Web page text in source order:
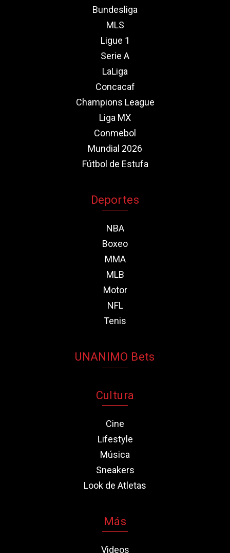
Bundesliga
MLS
Ligue 1
Serie A
LaLiga
Concacaf
Champions League
Liga MX
Conmebol
Mundial 2026
Fútbol de Estufa
Deportes
NBA
Boxeo
MMA
MLB
Motor
NFL
Tenis
UNANIMO Bets
Cultura
Cine
Lifestyle
Música
Sneakers
Look de Atletas
Más
Videos